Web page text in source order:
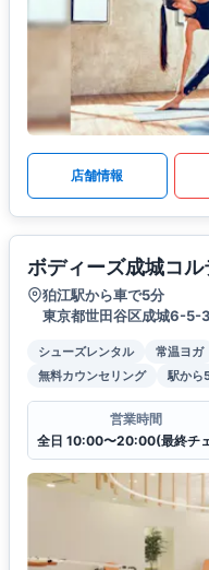
店舗情報
ボディーズ成城コ
狛江駅から車で5分
東京都世田谷区成城6-5-
シューズレンタル 常温ヨガ
無料カウンセリング
駅から
営業時間